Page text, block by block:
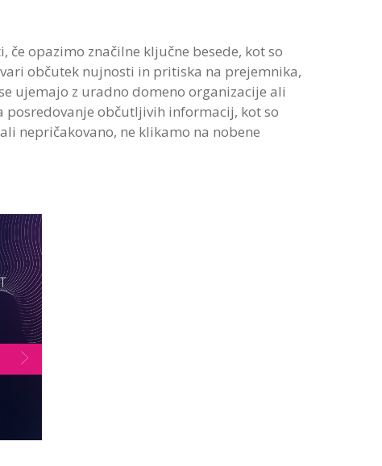
opazimo značilne ključne besede, kot so
občutek nujnosti in pritiska na prejemnika,
ujemajo z uradno domeno organizacije ali
posredovanje občutljivih informacij, kot so
nepričakovano, ne klikamo na nobene